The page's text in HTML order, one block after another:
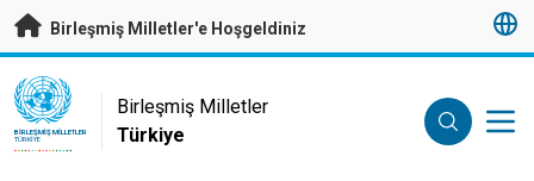
Esas içeriğe atla
Birleşmiş Milletler'e Hoşgeldiniz
UN Logo
BIRLEŞMIŞ MILLETLER
TÜRKIYE
Birleşmiş Milletler
Türkiye